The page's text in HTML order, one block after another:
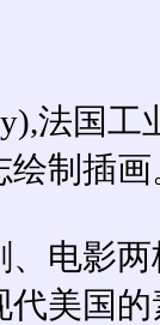
国工
绘制插画
影两
美国